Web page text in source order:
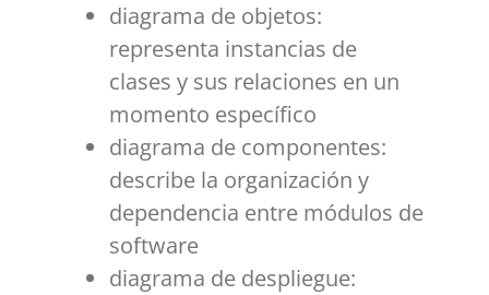
diagrama de objetos:
representa instancias de
clases y sus relaciones en un
momento específico
diagrama de componentes:
describe la organización y
dependencia entre módulos de
software
diagrama de despliegue: